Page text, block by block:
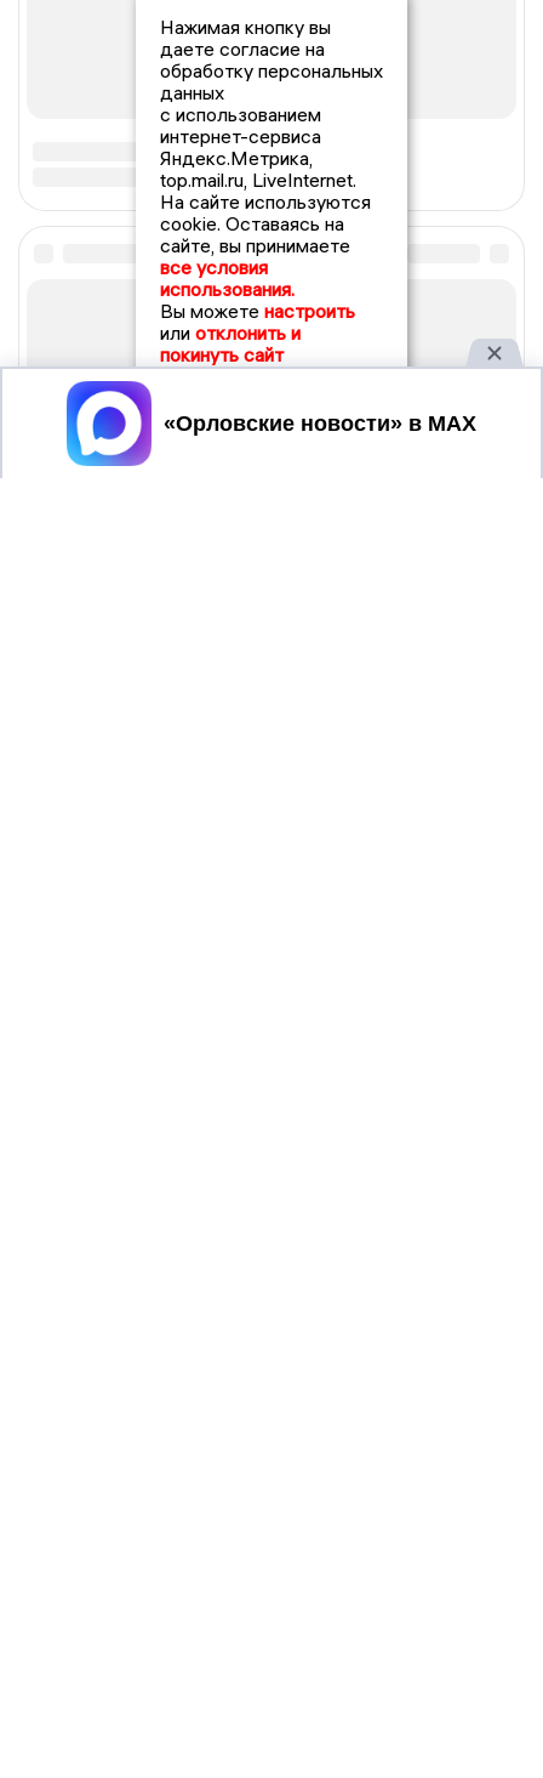
Нажимая кнопку вы
даете согласие на
обработку персональных
данных
с использованием
интернет-сервиса
Яндекс.Метрика,
top.mail.ru, LiveInternet.
На сайте используются
cookie. Оставаясь на
сайте, вы принимаете
все условия
использования.
Вы можете настроить
или отклонить и
покинуть сайт
Принять